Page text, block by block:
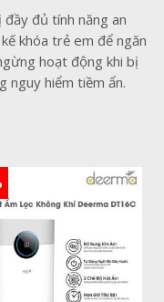
đủ tính năng an
khóa trẻ em để ngăn
hoạt động khi bị
nguy hiểm tiềm ẩn.